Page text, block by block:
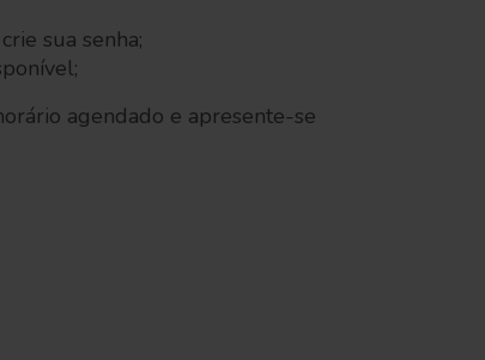
sua senha;
agendado e apresente-se